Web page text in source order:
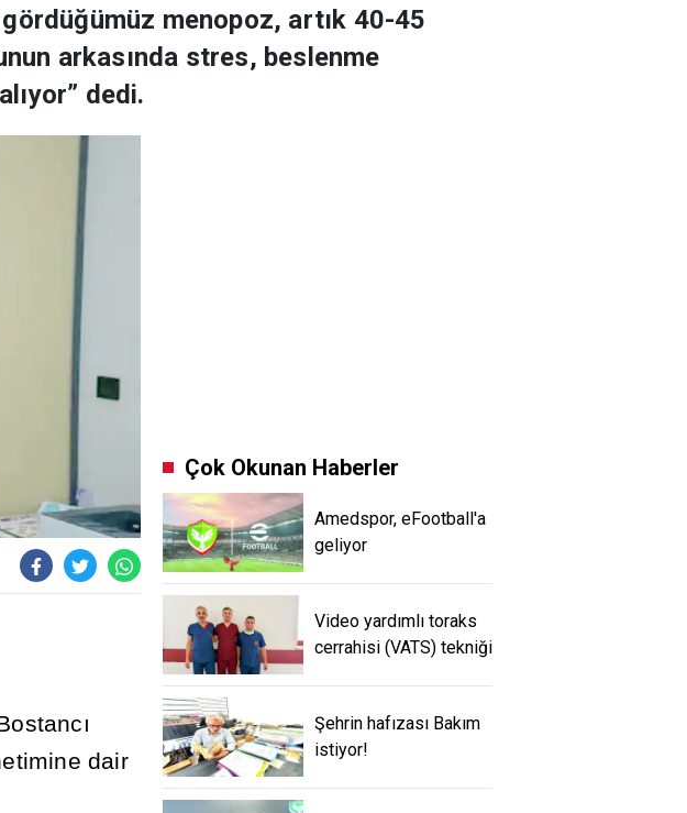
menopoz, artık 40-45
arkasında stres, beslenme
dedi.
ı
dair
Çok Okunan Haberler
Amedspor, eFootball'a
geliyor
Video yardımlı toraks
cerrahisi (VATS) tekniği
Şehrin hafızası Bakım
istiyor!